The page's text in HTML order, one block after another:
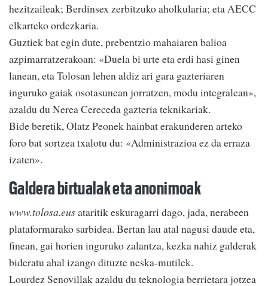
hezitzaileak; Berdinsex zerbitzuko aholkularia; eta AECC
elkarteko ordezkaria.
Guztiek bat egin dute, prebentzio mahaiaren balioa
azpimarratzerakoan: «Duela bi urte eta erdi hasi ginen
lanean, eta Tolosan lehen aldiz ari gara gazteriaren
inguruko gaiak osotasunean jorratzen, modu integralean»,
azaldu du Nerea Cereceda gazteria teknikariak.
Bide beretik, Olatz Peonek hainbat erakunderen arteko
foro bat sortzea txalotu du: «Administrazioa ez da erraza
izaten».
Galdera birtualak eta anonimoak
www.tolosa.eusataritik eskuragarri dago, jada, nerabeen
plataformarako sarbidea. Bertan lau atal nagusi daude eta,
finean, gai horien inguruko zalantza, kezka nahiz galderak
bideratu ahal izango dituzte neska-mutilek.
Lourdez Senovillak azaldu du teknologia berrietara jotzea